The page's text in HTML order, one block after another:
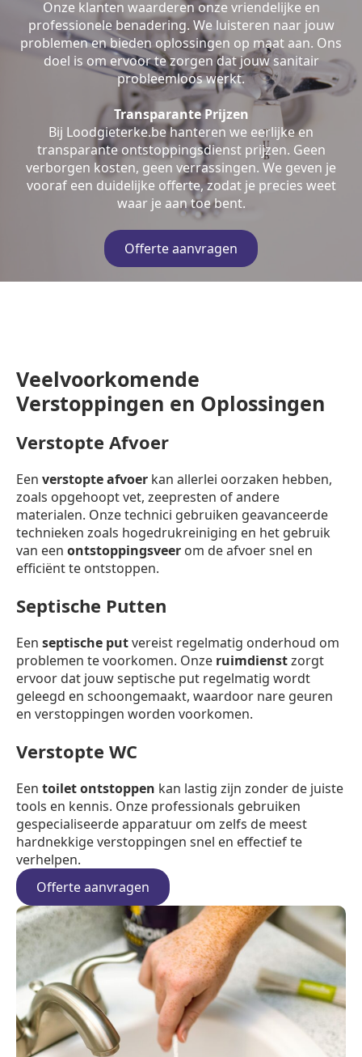
Onze klanten waarderen onze vriendelijke en
professionele benadering. We luisteren naar jouw
problemen en bieden oplossingen op maat aan. Ons
doel is om ervoor te zorgen dat jouw sanitair
probleemloos werkt.
Transparante Prijzen
Bij Loodgieterke.be hanteren we eerlijke en
transparante ontstoppingsdienst prijzen. Geen
verborgen kosten, geen verrassingen. We geven je
vooraf een duidelijke offerte, zodat je precies weet
waar je aan toe bent.
Offerte aanvragen
Veelvoorkomende
Verstoppingen en Oplossingen
Verstopte Afvoer
Een verstopte afvoer kan allerlei oorzaken hebben,
zoals opgehoopt vet, zeepresten of andere
materialen. Onze technici gebruiken geavanceerde
technieken zoals hogedrukreiniging en het gebruik
van een ontstoppingsveer om de afvoer snel en
efficiënt te ontstoppen.
Septische Putten
Een septische putvereist regelmatig onderhoud om
problemen te voorkomen. Onze ruimdienstzorgt
ervoor dat jouw septische put regelmatig wordt
geleegd en schoongemaakt, waardoor nare geuren
en verstoppingen worden voorkomen.
Verstopte WC
Een toilet ontstoppen kan lastig zijn zonder de juiste
tools en kennis. Onze professionals gebruiken
gespecialiseerde apparatuur om zelfs de meest
hardnekkige verstoppingen snel en effectief te
verhelpen.
Offerte aanvragen